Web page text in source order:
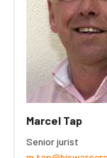
Marcel Tap
Senior jurist